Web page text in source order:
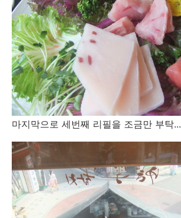
마지막으로 세번째 리필을 조금만 부탁...